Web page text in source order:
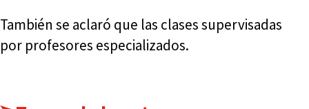
También se aclaró que las clases supervisadas
por profesores especializados.